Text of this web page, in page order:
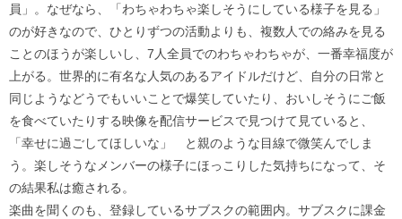
員」。なぜなら、「わちゃわちゃ楽しそうにしている様子を見る」
のが好きなので、ひとりずつの活動よりも、複数人での絡みを見る
ことのほうが楽しいし、7人全員でのわちゃわちゃが、一番幸福度が
上がる。世界的に有名な人気のあるアイドルだけど、自分の日常と
同じようなどうでもいいことで爆笑していたり、おいしそうにご飯
を食べていたりする映像を配信サービスで見つけて見ていると、
「幸せに過ごしてほしいな」 と親のような目線で微笑んでしま
う。楽しそうなメンバーの様子にほっこりした気持ちになって、そ
の結果私は癒される。
楽曲を聞くのも、登録しているサブスクの範囲内。サブスクに課金